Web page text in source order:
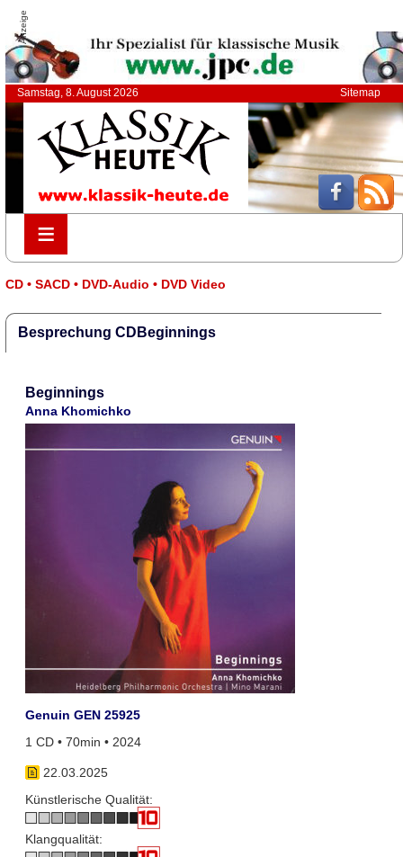
Anzeige
Samstag, 8. August 2026 Sitemap
≡
≡
CD • SACD • DVD-Audio • DVD Video
Besprechung CDBeginnings
Beginnings
Anna Khomichko
Genuin GEN 25925
1 CD • 70min • 2024
22.03.2025
Künstlerische Qualität:
Klangqualität: